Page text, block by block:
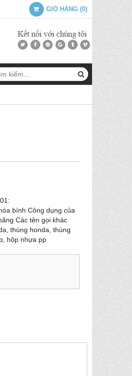
GIỎ HÀNG (0)
bình Công dụng của
Các tên gọi khác
thùng honda, thùng
hộp nhựa pp